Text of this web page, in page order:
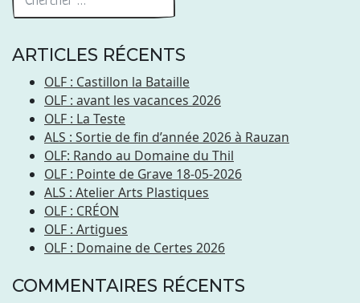
ARTICLES RÉCENTS
OLF : Castillon la Bataille
OLF : avant les vacances 2026
OLF : La Teste
ALS : Sortie de fin d’année 2026 à Rauzan
OLF: Rando au Domaine du Thil
OLF : Pointe de Grave 18-05-2026
ALS : Atelier Arts Plastiques
OLF : CRÉON
OLF : Artigues
OLF : Domaine de Certes 2026
COMMENTAIRES RÉCENTS